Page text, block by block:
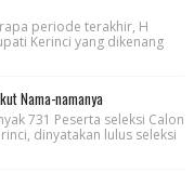
periode terakhir, H
Kerinci yang dikenang
Nama-namanya
731 Peserta seleksi Calon
dinyatakan lulus seleksi